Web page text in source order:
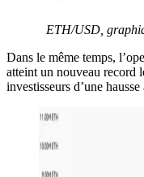
ETH/USD,
Dans le même temps,
atteint un nouveau record
investisseurs d’une